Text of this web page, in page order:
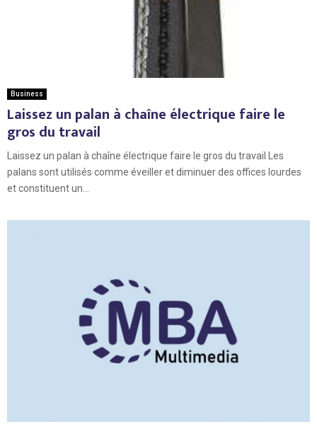
Business
Laissez un palan à chaîne électrique faire le
gros du travail
Laissez un palan à chaîne électrique faire le gros du travail Les
palans sont utilisés comme éveiller et diminuer des offices lourdes
et constituent un...